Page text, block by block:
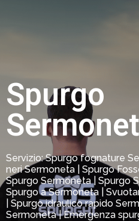
Spurgo
Servizio: Spurgo fognature
neri Sermoneta | Spurgo
Spurgo Sermoneta | Spurgo
Spurgo a Sermoneta |
| Spurgo idraulico rapido
Sermoneta | Emergenza